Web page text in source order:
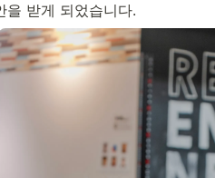
을 받게 되었습니다.